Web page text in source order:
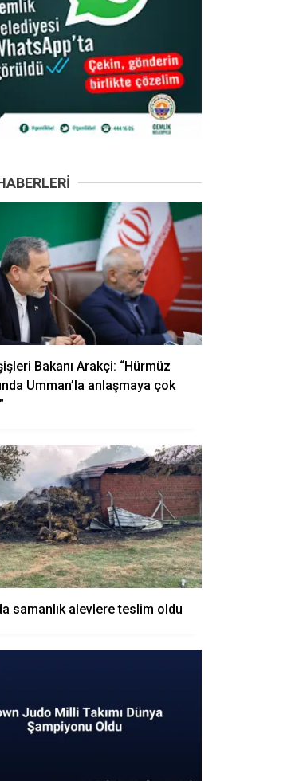
Bakanı Arakçi: “Hürmüz
Umman’la anlaşmaya çok
samanlık alevlere teslim oldu